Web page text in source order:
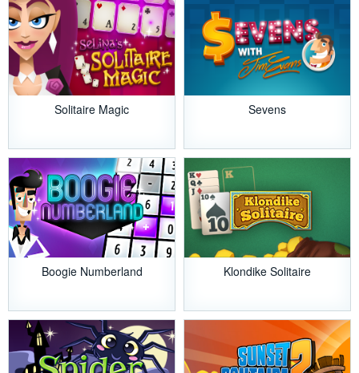
Solitaire Magic Sevens
Boogie Numberland Klondike Solitaire